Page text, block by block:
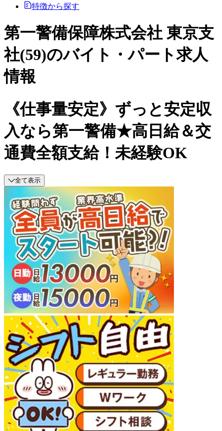
特徴から探す
第一警備保障株式会社 東京支
社(59)のバイト・パート求人
情報
《仕事量安定》ずっと安定収
入なら第一警備★高日給＆交
通費全額支給！未経験OK
全て表示